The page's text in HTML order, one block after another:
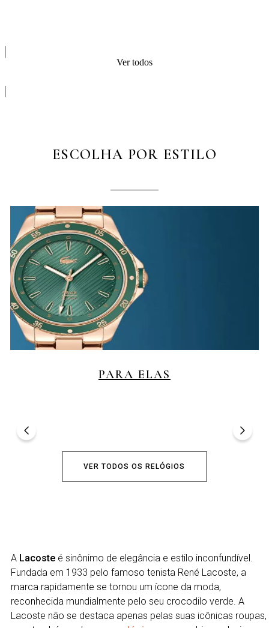
Ver todos
ESCOLHA POR ESTILO
PARA ELAS
VER TODOS OS RELÓGIOS
A Lacoste é sinônimo de elegância e estilo inconfundível.
Fundada em 1933 pelo famoso tenista René Lacoste, a
marca rapidamente se tornou um ícone da moda,
reconhecida mundialmente pelo seu crocodilo verde. A
Lacoste não se destaca apenas pelas suas icônicas roupas,